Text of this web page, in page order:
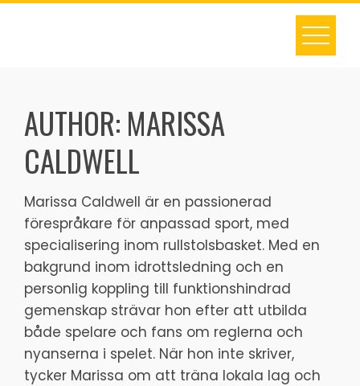
Skip
AUTHOR: MARISSA
CALDWELL
Marissa Caldwell är en passionerad
förespråkare för anpassad sport, med
specialisering inom rullstolsbasket. Med en
bakgrund inom idrottsledning och en
personlig koppling till funktionshindrad
gemenskap strävar hon efter att utbilda
både spelare och fans om reglerna och
nyanserna i spelet. När hon inte skriver,
tycker Marissa om att träna lokala lag och